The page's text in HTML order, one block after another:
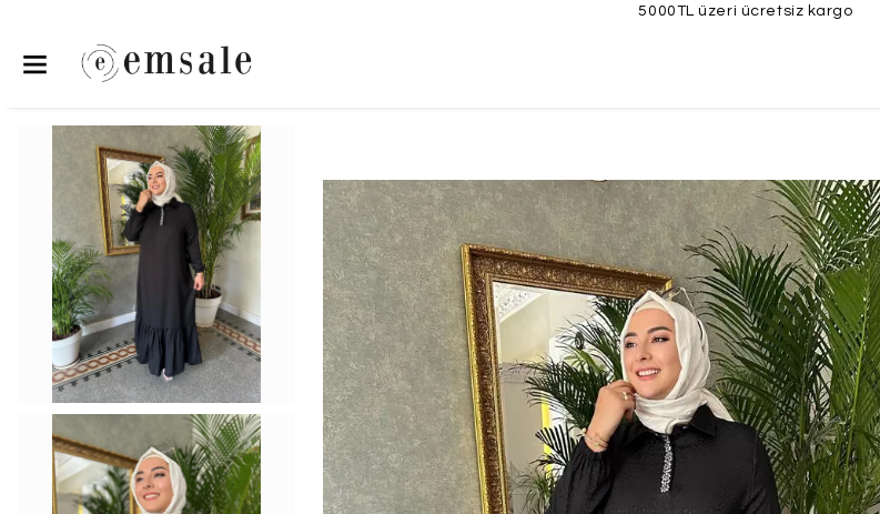
5000TL üzeri ücretsiz kargo